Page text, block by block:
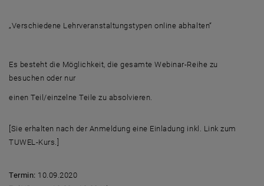
„Verschiedene Lehrveranstaltungstypen online abhalten“
Es besteht die Möglichkeit, die gesamte Webinar-Reihe zu
besuchen oder nur
einen Teil/einzelne Teile zu absolvieren.
[Sie erhalten nach der Anmeldung eine Einladung inkl. Link zum
TUWEL-Kurs.]
Termin: 10.09.2020